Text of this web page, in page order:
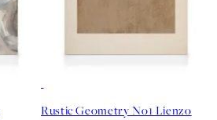
Rustic Geometry No1 Lienzo